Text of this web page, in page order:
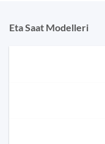
Eta Saat Modelleri